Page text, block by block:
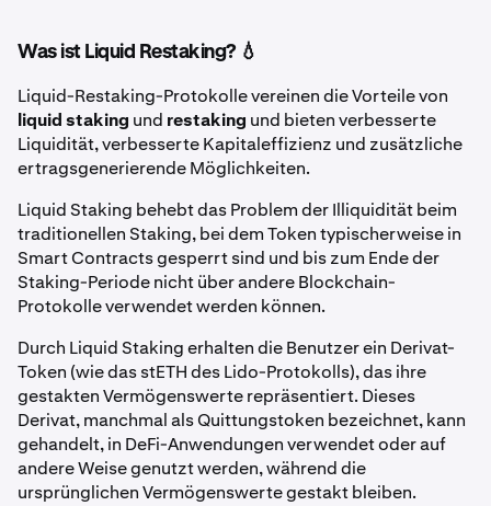
Was ist Liquid Restaking? 💧
Liquid-Restaking-Protokolle vereinen die Vorteile von
liquid staking und restaking und bieten verbesserte
Liquidität, verbesserte Kapitaleffizienz und zusätzliche
ertragsgenerierende Möglichkeiten.
Liquid Staking behebt das Problem der Illiquidität beim
traditionellen Staking, bei dem Token typischerweise in
Smart Contracts gesperrt sind und bis zum Ende der
Staking-Periode nicht über andere Blockchain-
Protokolle verwendet werden können.
Durch Liquid Staking erhalten die Benutzer ein Derivat-
Token (wie das stETH des Lido-Protokolls), das ihre
gestakten Vermögenswerte repräsentiert. Dieses
Derivat, manchmal als Quittungstoken bezeichnet, kann
gehandelt, in DeFi-Anwendungen verwendet oder auf
andere Weise genutzt werden, während die
ursprünglichen Vermögenswerte gestakt bleiben.